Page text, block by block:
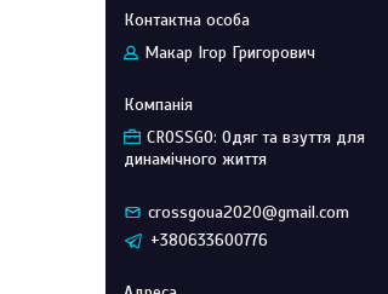
Макар Ігор Григорович
CROSSGO: Одяг та взуття для
динамічного життя
crossgoua2020@gmail.com
+380633600776